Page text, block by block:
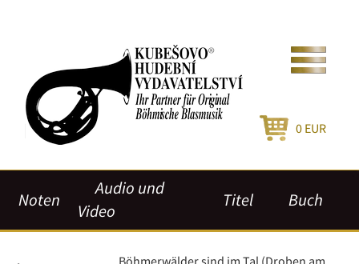
0 EUR
Noten
Audio und
Video
Titel Buch
Böhmerwälder sind im Tal (Droben am